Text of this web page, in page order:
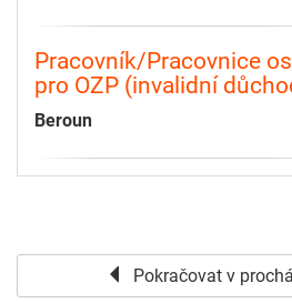
Pracovník/Pracovnice
pro OZP (invalidní
Beroun
Pokračovat v